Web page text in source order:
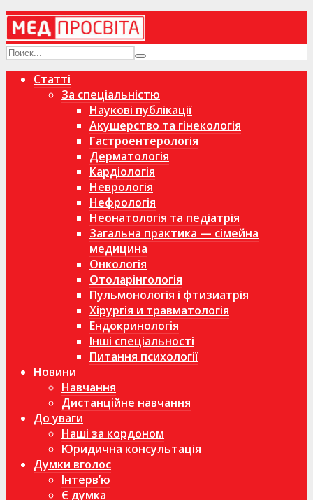
Статті
За спеціальністю
Наукові публікації
Акушерство та гінекологія
Гастроентерологія
Дерматологія
Кардіологія
Неврологія
Нефрологія
Неонатологія та педіатрія
Загальна практика — сімейна
медицина
Онкологія
Отоларінгологія
Пульмонологія і фтизиатрія
Хірургія и травматологія
Ендокринологія
Інші спеціальності
Питання психології
Новини
Навчання
Дистанційне навчання
До уваги
Наші за кордоном
Юридична консультація
Думки вголос
Інтерв’ю
Є думка